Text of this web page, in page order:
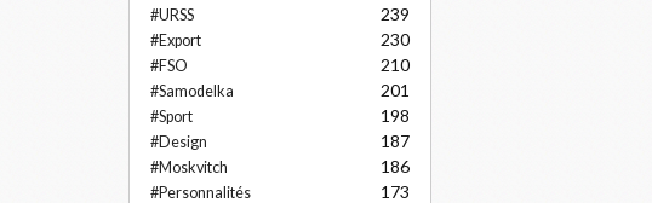
#URSS 239
#Export 230
#FSO 210
#Samodelka 201
#Sport 198
#Design 187
#Moskvitch 186
#Personnalités 173